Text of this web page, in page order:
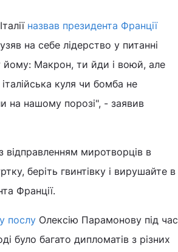
назвав президента Франції
на себе лідерство у питанні
йому: Макрон, ти йди і воюй, але
куля чи бомба не
на нашому порозі", - заявив
відправленням миротворців в
беріть гвинтівку і вирушайте в
Франції.
послу Олексію Парамонову під час
було багато дипломатів з різних